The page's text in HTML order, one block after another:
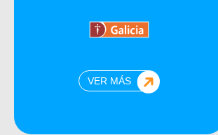
VER MÁS